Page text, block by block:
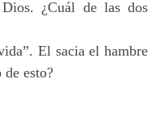
¿Cuál de las dos
El sacia el hambre
esto?